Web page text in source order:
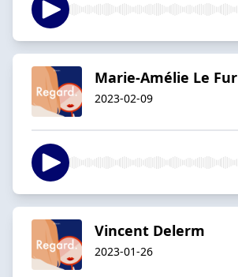
Marie-Amélie Le Fur
2023-02-09
Vincent Delerm
2023-01-26